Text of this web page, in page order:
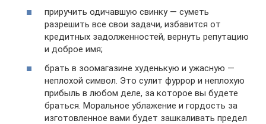
приручить одичавшую свинку — суметь
разрешить все свои задачи, избавится от
кредитных задолженностей, вернуть репутацию
и доброе имя;
брать в зоомагазине худенькую и ужасную —
неплохой символ. Это сулит фуррор и неплохую
прибыль в любом деле, за которое вы будете
браться. Моральное ублажение и гордость за
изготовленное вами будет зашкаливать предел